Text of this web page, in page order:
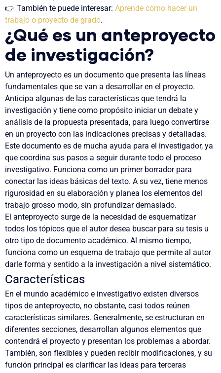
👉 También te puede interesar: Aprende cómo hacer un
trabajo o proyecto de grado.
¿Qué es un anteproyecto
de investigación?
Un anteproyecto es un documento que presenta las líneas
fundamentales que se van a desarrollar en el proyecto.
Anticipa algunas de las características que tendrá la
investigación y tiene como propósito iniciar un debate y
análisis de la propuesta presentada, para luego convertirse
en un proyecto con las indicaciones precisas y detalladas.
Este documento es de mucha ayuda para el investigador, ya
que coordina sus pasos a seguir durante todo el proceso
investigativo. Funciona como un primer borrador para
conectar las ideas básicas del texto. A su vez, tiene menos
rigurosidad en su elaboración y planea los elementos del
trabajo grosso modo, sin profundizar demasiado.
El anteproyecto surge de la necesidad de esquematizar
todos los tópicos que el autor desea buscar para su tesis u
otro tipo de documento académico. Al mismo tiempo,
funciona como un esquema de trabajo que permite al autor
darle forma y sentido a la investigación a nivel sistemático.
Características
En el mundo académico e investigativo existen diversos
tipos de anteproyecto, no obstante, casi todos reúnen
características similares. Generalmente, se estructuran en
diferentes secciones, desarrollan algunos elementos que
contendrá el proyecto y presentan los problemas a abordar.
También, son flexibles y pueden recibir modificaciones, y su
función principal es clarificar las ideas para terceras